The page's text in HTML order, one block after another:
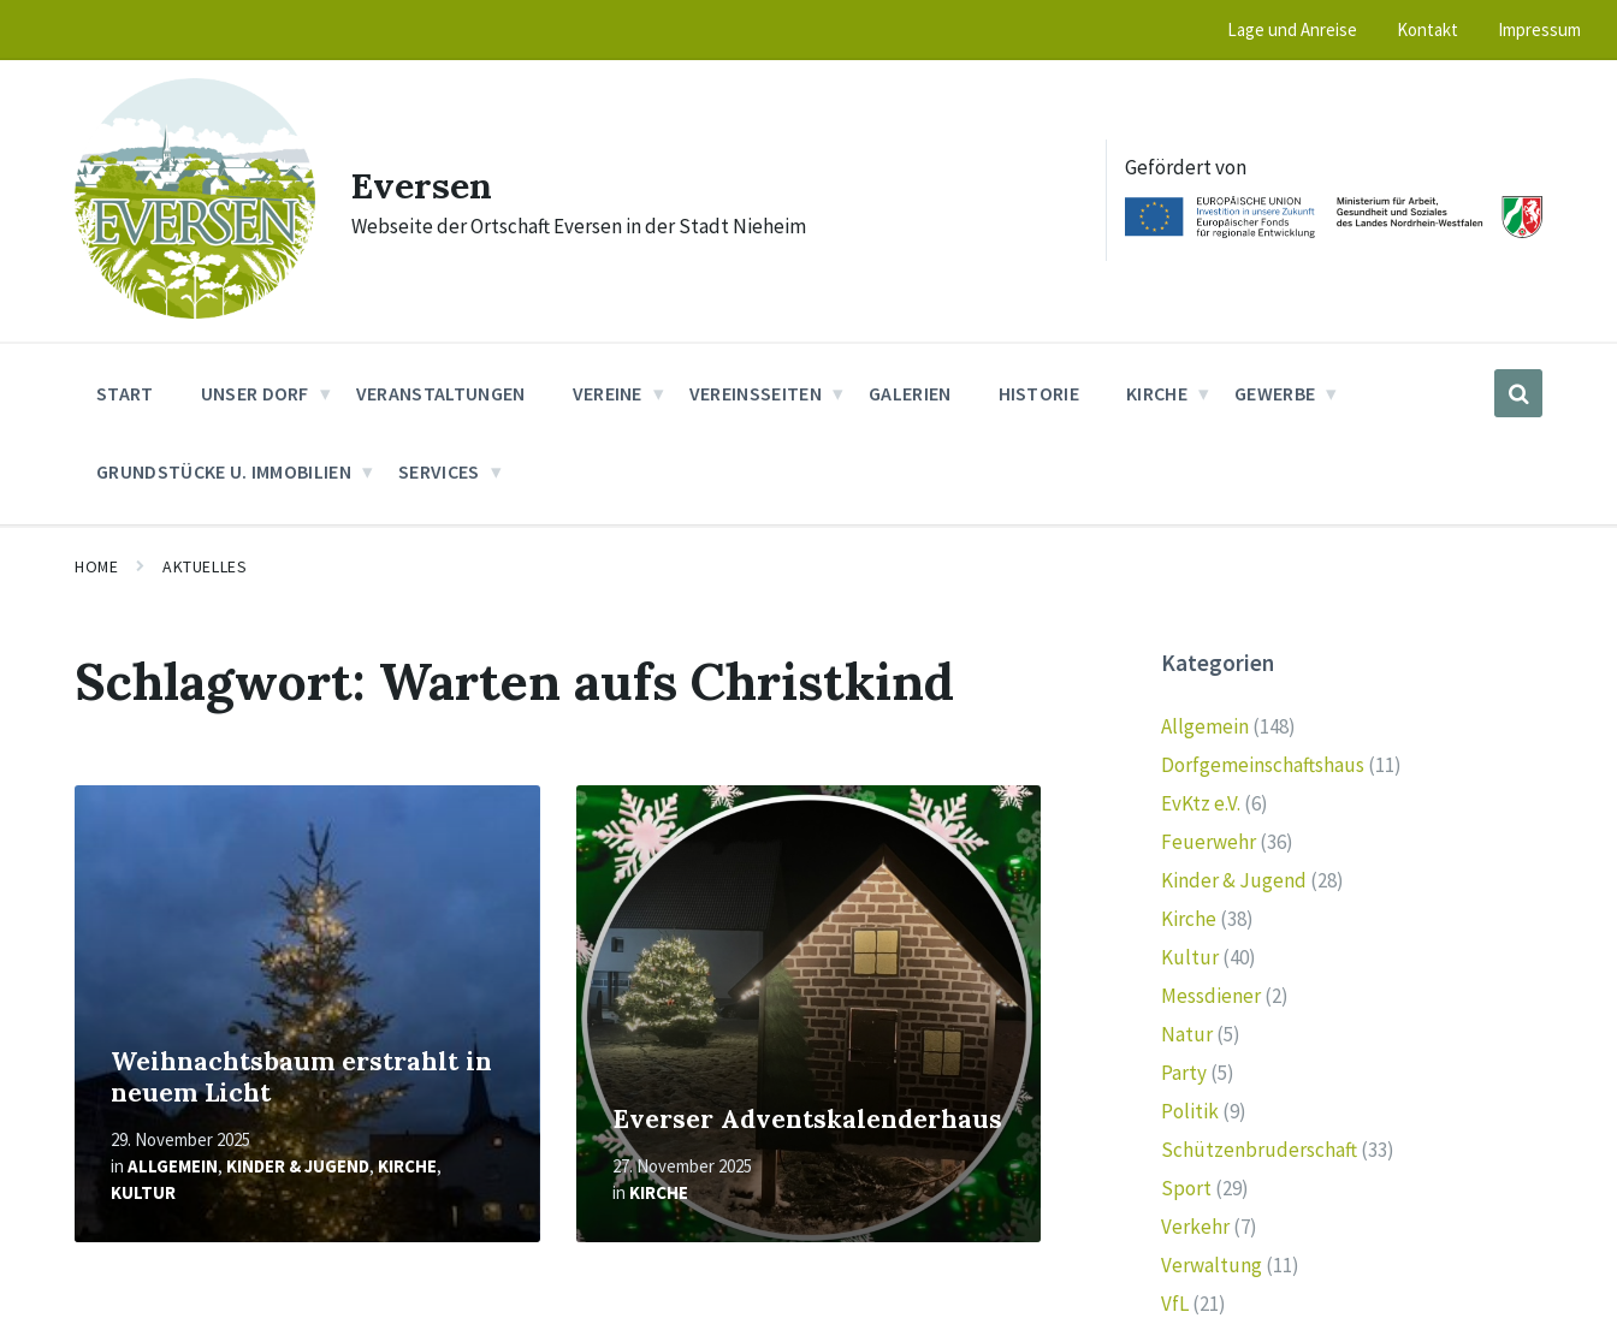
content
main
footer
Lage und Anreise Kontakt Impressum
Eversen
Webseite der Ortschaft Eversen in der Stadt Nieheim
Gefördert von
START UNSER DORF VERANSTALTUNGEN VEREINE VEREINSSEITEN GALERIEN HISTORIE KIRCHE GEWERBE
GRUNDSTÜCKE U. IMMOBILIEN SERVICES
HOME AKTUELLES
Schlagwort: Warten aufs Christkind
Weihnachtsbaum erstrahlt in
neuem Licht
29. November 2025
in ALLGEMEIN, KINDER & JUGEND,KIRCHE,
KULTUR
Mehr
Everser Adventskalenderhaus
27. November 2025
in KIRCHE
Mehr
erfahren
Kategorien
Allgemein(148)
Dorfgemeinschaftshaus (11)
EvKtz e.V. (6)
Feuerwehr(36)
Kinder & Jugend (28)
Kirche(38)
Kultur(40)
Messdiener(2)
Natur(5)
Party(5)
Politik(9)
Schützenbruderschaft(33)
Sport(29)
Verkehr(7)
Verwaltung(11)
VfL(21)